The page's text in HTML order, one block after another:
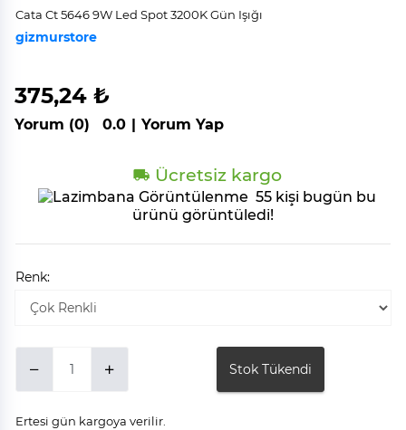
Cata Ct 5646 9W Led Spot 3200K Gün Işığı
gizmurstore
375,24 ₺
Yorum (0) 0.0 | Yorum Yap
Ücretsiz kargo
55 kişi bugün bu
ürünü görüntüledi!
Renk:
Stok Tükendi
Ertesi gün kargoya verilir.